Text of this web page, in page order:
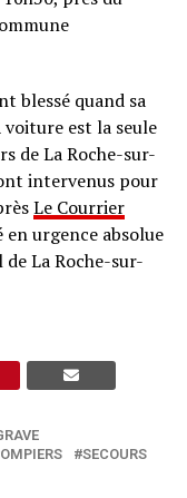
blessé quand sa
est la seule
de La Roche-sur-
intervenus pour
Le Courrier
urgence absolue
La Roche-sur-
SECOURS